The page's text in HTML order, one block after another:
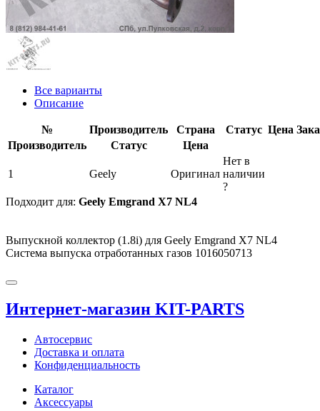
Все варианты
Описание
№ Производитель Страна Статус Цена
Производитель
Статус Цена
1 Geely Оригинал
Нет в
наличии
?
Подходит для: Geely Emgrand X7 NL4
Выпускной коллектор (1.8i) для Geely Emgrand X7 NL4
Система выпуска отработанных газов 1016050713
Интернет-магазин KIT-PARTS
Автосервис
Доставка и оплата
Конфиденциальность
Каталог
Аксессуары